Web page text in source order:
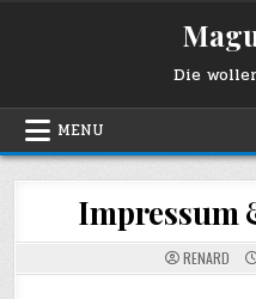
Die
MENU
Impressum
RENARD